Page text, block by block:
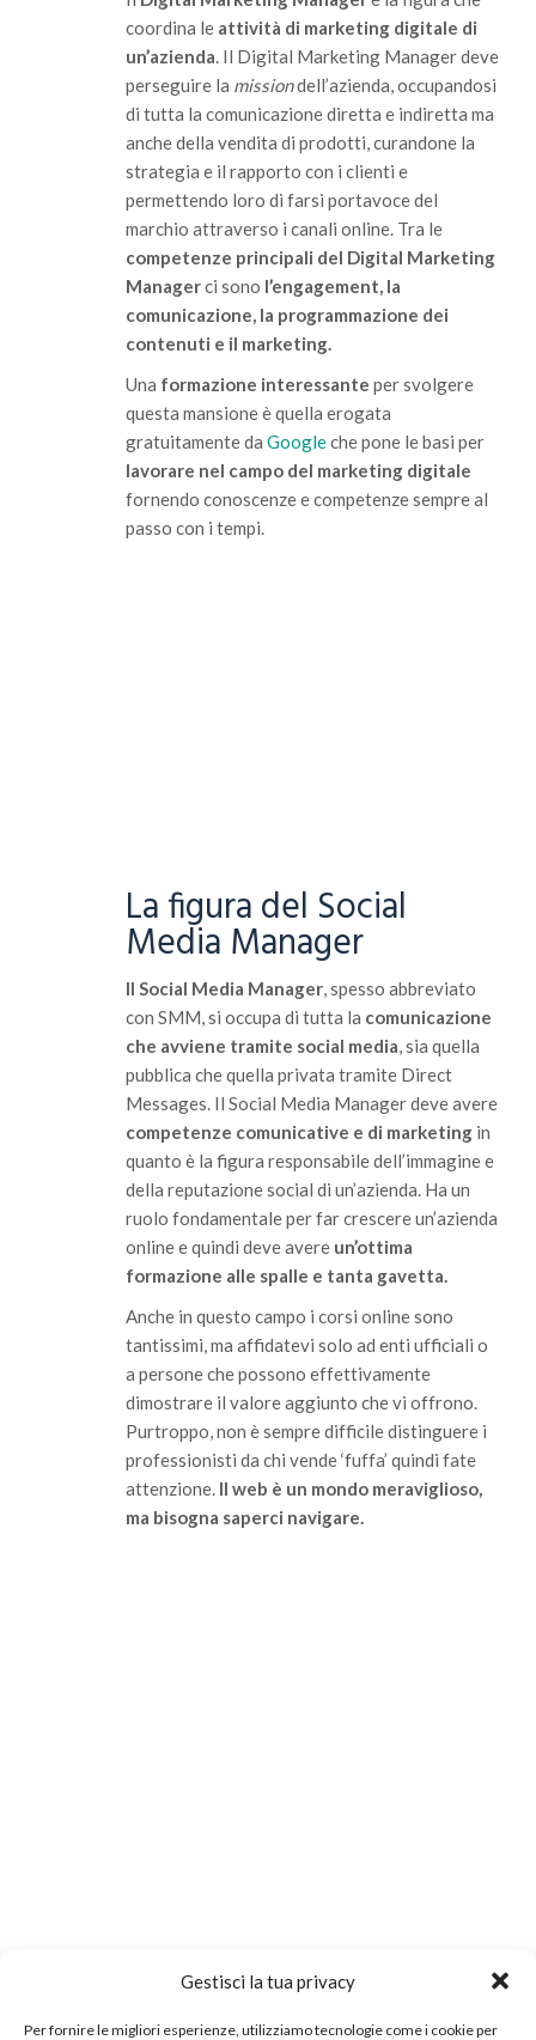
Gestisci la tua privacy
Per fornire le migliori esperienze, utilizziamo tecnologie come i cookie per
coordina le attività di marketing digitale di
un’azienda. Il Digital Marketing Manager deve
perseguire la missiondell’azienda, occupandosi
di tutta la comunicazione diretta e indiretta ma
anche della vendita di prodotti, curandone la
strategia e il rapporto con i clienti e
permettendo loro di farsi portavoce del
marchio attraverso i canali online. Tra le
competenze principali del Digital Marketing
Managerci sono l’engagement, la
comunicazione, la programmazione dei
contenuti e il marketing.
Una formazione interessante per svolgere
questa mansione è quella erogata
gratuitamente da Googleche pone le basi per
lavorare nel campo del marketing digitale
fornendo conoscenze e competenze sempre al
passo con i tempi.
La figura del Social
Media Manager
Il Social Media Manager, spesso abbreviato
con SMM, si occupa di tutta la comunicazione
che avviene tramite social media, sia quella
pubblica che quella privata tramite Direct
Messages. Il Social Media Manager deve avere
competenze comunicative e di marketing in
quanto è la figura responsabile dell’immagine e
della reputazione social di un’azienda. Ha un
ruolo fondamentale per far crescere un’azienda
online e quindi deve avere un’ottima
formazione alle spalle e tanta gavetta.
Anche in questo campo i corsi online sono
tantissimi, ma affidatevi solo ad enti ufficiali o
a persone che possono effettivamente
dimostrare il valore aggiunto che vi offrono.
Purtroppo, non è sempre difficile distinguere i
professionisti da chi vende ‘fuffa’ quindi fate
attenzione. Il web è un mondo meraviglioso,
ma bisogna saperci navigare.